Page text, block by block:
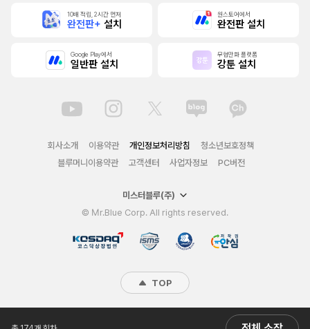
10배 적립, 2시간 먼저
완전판+ 설치
원스토어에서
완전판 설치
Google Play에서
일반판 설치
무협만화 플랫폼
강툰 설치
회사소개 이용약관 개인정보처리방침
청소년보호정책
블루머니이용약관
고객센터 사업자정보 PC버전
미스터블루(주)
© Mr.Blue Corp. All rights reserved.
TOP